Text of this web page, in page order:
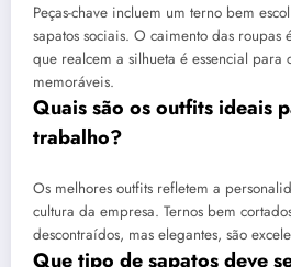
Peças-chave incluem um terno bem
sapatos sociais. O caimento das roupas
que realcem a silhueta é essencial para
memoráveis.
Quais são os outfits ideais
trabalho?
Os melhores outfits refletem a
cultura da empresa. Ternos bem
descontraídos, mas elegantes, são
Que tipo de sapatos deve